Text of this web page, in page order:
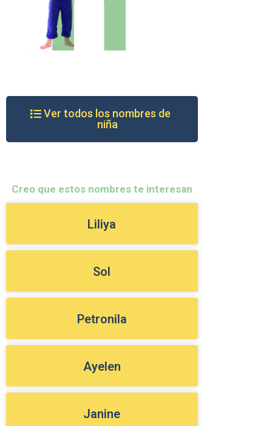
Ver todos los nombres de
niña
Creo que estos nombres te interesan
Liliya
Sol
Petronila
Ayelen
Janine